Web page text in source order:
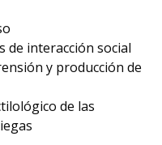
de interacción social
y producción de
de las